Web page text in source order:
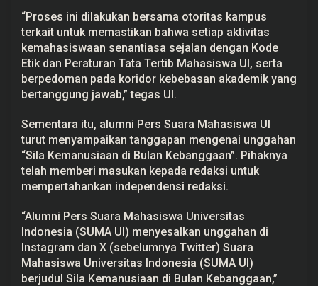
“Proses ini dilakukan bersama otoritas kampus
terkait untuk memastikan bahwa setiap aktivitas
kemahasiswaan senantiasa sejalan dengan Kode
Etik dan Peraturan Tata Tertib Mahasiswa UI, serta
berpedoman pada koridor kebebasan akademik yang
bertanggung jawab,” tegas UI.
Sementara itu, alumni Pers Suara Mahasiswa UI
turut menyampaikan tanggapan mengenai unggahan
“Sila Kemanusiaan di Bulan Kebanggaan”. Pihaknya
telah memberi masukan kepada redaksi untuk
mempertahankan independensi redaksi.
“Alumni Pers Suara Mahasiswa Universitas
Indonesia (SUMA UI) menyesalkan unggahan di
Instagram dan X (sebelumnya Twitter) Suara
Mahasiswa Universitas Indonesia (SUMA UI)
berjudul Sila Kemanusiaan di Bulan Kebanggaan,”